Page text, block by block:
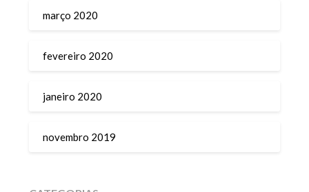
março 2020
fevereiro 2020
janeiro 2020
novembro 2019